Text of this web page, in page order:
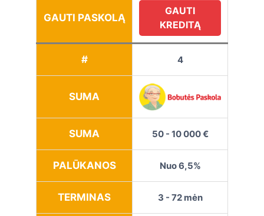
GAUTI PASKOLĄ
GAUTI
KREDITĄ
# 4
SUMA
SUMA 50 - 10 000 €
PALŪKANOS Nuo 6,5%
TERMINAS 3 - 72 mėn